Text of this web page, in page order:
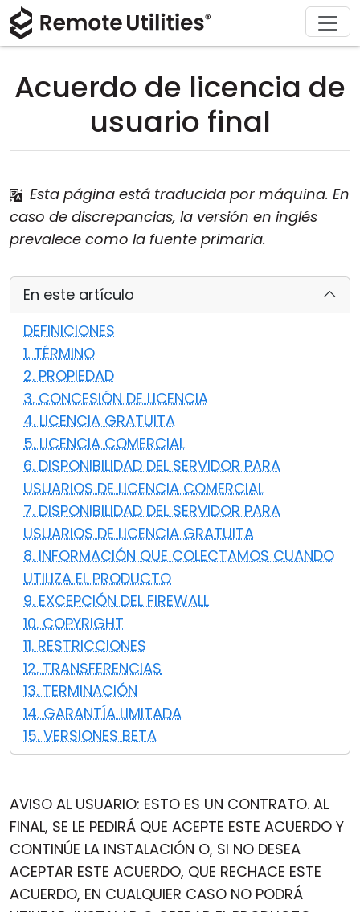
Acuerdo de licencia de
usuario final
Esta página está traducida por máquina. En
caso de discrepancias, la versión en inglés
prevalece como la fuente primaria.
En este artículo
DEFINICIONES
1. TÉRMINO
2. PROPIEDAD
3. CONCESIÓN DE LICENCIA
4. LICENCIA GRATUITA
5. LICENCIA COMERCIAL
6. DISPONIBILIDAD DEL SERVIDOR PARA
USUARIOS DE LICENCIA COMERCIAL
7. DISPONIBILIDAD DEL SERVIDOR PARA
USUARIOS DE LICENCIA GRATUITA
8. INFORMACIÓN QUE COLECTAMOS CUANDO
UTILIZA EL PRODUCTO
9. EXCEPCIÓN DEL FIREWALL
10. COPYRIGHT
11. RESTRICCIONES
12. TRANSFERENCIAS
13. TERMINACIÓN
14. GARANTÍA LIMITADA
15. VERSIONES BETA
AVISO AL USUARIO: ESTO ES UN CONTRATO. AL
FINAL, SE LE PEDIRÁ QUE ACEPTE ESTE ACUERDO Y
CONTINÚE LA INSTALACIÓN O, SI NO DESEA
ACEPTAR ESTE ACUERDO, QUE RECHACE ESTE
ACUERDO, EN CUALQUIER CASO NO PODRÁ
Producto
Seguridad
Modos de conexión
Soporte para Active Directory
Configuración MSI
Nube y local
Soluciones
Manufactura y Retail
Tecnologías de la información
Descargar
macOS
Comprar
Asistente de licencia
Soporte
Documentación
Acerca de
Sala de prensa